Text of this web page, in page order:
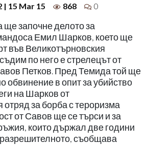
| 15 Mar 15 868 0
ще започне делото за
Емил Шарков, което ще
във Великотърновския
по него е стрелецът от
Петков. Пред Темида той ще
обвинение в опит за убийство
на Шарков от
за борба с тероризма
от Савов ще се търси и за
които държал две години
съобщава